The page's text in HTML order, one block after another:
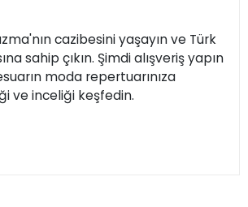
cazibesini yaşayın ve Türk
sahip çıkın. Şimdi alışveriş yapın
moda repertuarınıza
ve inceliği keşfedin.